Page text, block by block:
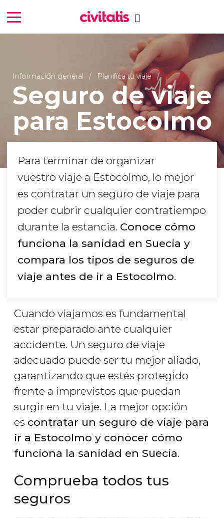
Información general Planifica tu viaje
Seguro de viaje
para Estocolmo
Para terminar de organizar
vuestro viaje a Estocolmo, lo mejor
es contratar un seguro de viaje para
poder cubrir cualquier contratiempo
durante la estancia. Conoce cómo
funciona la sanidad en Suecia y
compara los tipos de seguros de
viaje antes de ir a Estocolmo.
Cuando viajamos es fundamental
estar preparado ante cualquier
accidente. Un seguro de viaje
adecuado puede ser tu mejor aliado,
garantizando que estés protegido
frente a imprevistos que puedan
surgir en tu viaje. La mejor opción
es contratar un seguro de viaje para
ir a Estocolmo y conocer cómo
funciona la sanidad en Suecia.
Comprueba todos tus
seguros